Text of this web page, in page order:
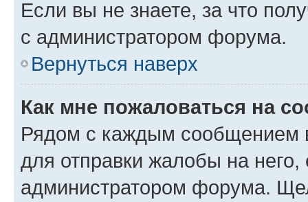
Если вы не знаете, за что
с администратором форума.
Вернуться наверх
Как мне пожаловаться на
Рядом с каждым сообщением
для отправки жалобы на
администратором форума.